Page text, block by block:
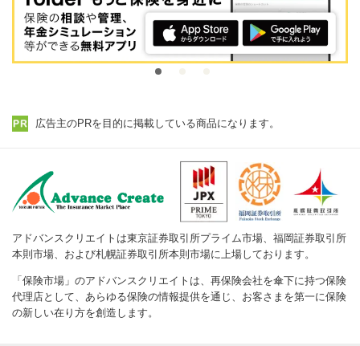
広告主のPRを目的に掲載している商品になります。
アドバンスクリエイトは東京証券取引所プライム市場、福岡証券取引所
本則市場、および札幌証券取引所本則市場に上場しております。
「保険市場」のアドバンスクリエイトは、再保険会社を傘下に持つ保険
代理店として、あらゆる保険の情報提供を通じ、お客さまを第一に保険
の新しい在り方を創造します。